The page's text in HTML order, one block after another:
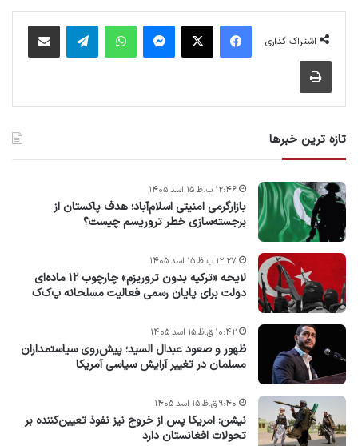
اشتراک گذاری
فیس بوک پیام رسان واتس آپ
تازه ترین خبرها
بازارگرمی امنیتی اسلام‌آباد؛ هدف پاکستان از
برجسته‌سازی خطر تروریسم چیست؟
۱۲:۴۶ ب.ظ ۱۵ اسد ۱۴۰۵
لایحه «ترکیه بدون تروریزم» چارچوب ۱۲ ماده‌ای
دولت برای پایان رسمی فعالیت مسلحانه پ‌ک‌ک
۱۲:۲۷ ب.ظ ۱۵ اسد ۱۴۰۵
ظهور و صعود عبدال السید؛ پیش‌روی سیاستمداران
مسلمان در تغییر آرایش سیاسی آمریکا
۱۰:۴۲ ق.ظ ۱۵ اسد ۱۴۰۵
نیشن: امریکا پس از خروج نیز نفوذ تعیین‌کننده بر
تحولات افغانستان دارد
۹:۴۰ ق.ظ ۱۵ اسد ۱۴۰۵